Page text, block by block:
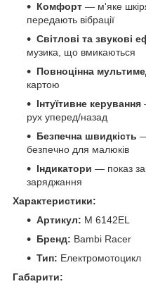
Комфорт — м'яке
передають вібрації
Світлові та звукові
музика, що вмикаються
Повноцінна
картою
Інтуїтивне керування
рух уперед/назад
Безпечна швидкість
безпечно для малюків
Індикатори — показ
заряджання
Характеристики:
Артикул: M 6142EL
Бренд: Bambi Racer
Тип: Електромотоцикл
Габарити: